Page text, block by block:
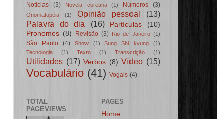
Notícias (3) Novela coreana (1) Números (3)
Onomatopéia (1) Opinião pessoal
(13)
Palavra do dia
(16) Partículas
(10)
Pronomes (8) Revisão (3) Rio de Janeiro (1)
São Paulo (4) Show (1) Sung Shi kyung
(1)
Tecnologia
(1) Texto (1) Transcrição (1)
Utilidades (17) Verbos (8) Vídeo (15)
Vocabulário (41) Vogais (4)
TOTAL
PAGEVIEWS
PAGES
Home